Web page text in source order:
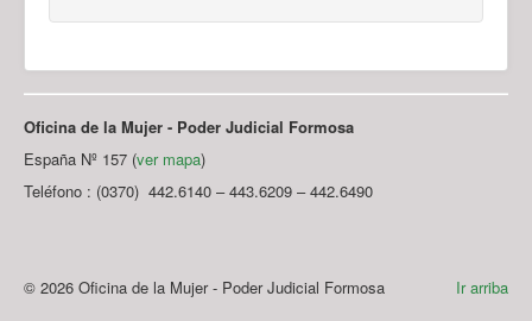
Oficina de la Mujer - Poder Judicial Formosa
España Nº 157 (ver mapa)
Teléfono : (0370) 442.6140 – 443.6209 – 442.6490
Ir arriba
© 2026 Oficina de la Mujer - Poder Judicial Formosa